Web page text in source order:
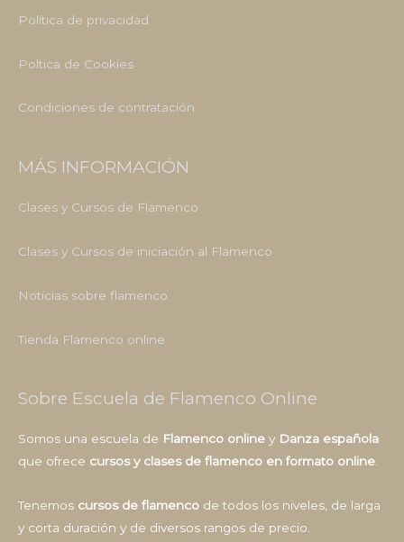
Política de privacidad
Poltica de Cookies
Condiciones de contratación
MÁS INFORMACIÓN
Clases y Cursos de Flamenco
Clases y Cursos de iniciación al Flamenco
Noticias sobre flamenco
Tienda Flamenco online
Sobre Escuela de Flamenco Online
Somos una escuela de Flamenco online y Danza española
que ofrece cursos y clases de flamenco en formato online
Tenemos cursos de flamenco de todos los niveles, de larga
y corta duración y de diversos rangos de precio.